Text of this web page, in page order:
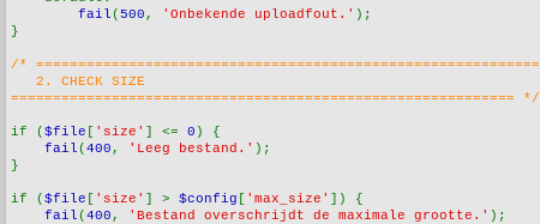
fail(500 , 'Onbekende uploadfout.' );
}
/* ============================================================
2. CHECK SIZE
============================================================ */
if ($file [ 'size' ] <= 0 ) {
fail(400 , 'Leeg bestand.' );
}
if ($file [ 'size' ] > $config [ 'max_size' ]) {
fail(400 , 'Bestand overschrijdt de maximale grootte.' );